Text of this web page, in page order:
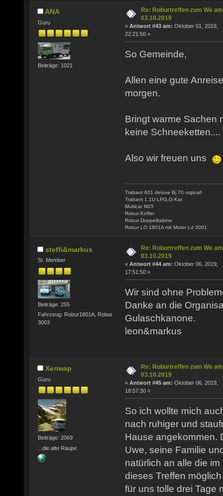
ANA
Guru
Beiträge: 1021
Re: Roburtreffen zum We am
03.10.2019
« Antwort #43 am: Oktober 01, 2019,
22:21:50 »
So Gemeinde,
Allen eine gute
morgen.
Bringt warme Sachen
keine Schneeketten....
Also wir freuen uns
Trabant 601 deluxe Bj 70 orginal!
Trabant 1.1U LPG,G-Kat
Multicar M25
Robur Koffer
Robur Doppelkabine
Robur LO 1801A mit Motor Ld 3001
steffi&markus
Sr. Member
Beiträge: 255
Fahrzeug: Robur1801A, Robur
3003
Re: Roburtreffen zum We am
03.10.2019
« Antwort #44 am: Oktober 06, 2019,
17:51:50 »
Wir sind ohne
Danke an die
Gulaschkanone.
leon&markus
Хелмар
Guru
Beiträge: 2069
...die alte Raupe
Re: Roburtreffen zum We am
03.10.2019
« Antwort #45 am: Oktober 06, 2019,
18:57:30 »
So ich wollte mich
nach ruhiger und
Hause angekommen.
Uwe, seine Familie
natürlich an alle die
dieses Treffen
für uns tolle drei Tage